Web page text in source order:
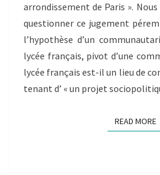
arrondissement de Paris ».
questionner ce jugement
l’hypothèse d’un
lycée français, pivot d’une
lycée français est-il un lieu de
tenant d’ « un projet
READ MORE